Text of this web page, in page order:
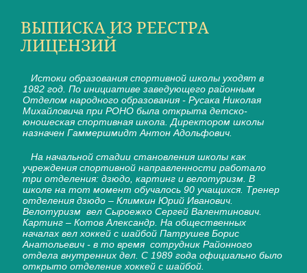
ВЫПИСКА ИЗ РЕЕСТРА
ЛИЦЕНЗИЙ
Истоки образования спортивной школы уходят в
1982 год. По инициативе заведующего районным
Отделом народного образования - Русака Николая
Михайловича при РОНО была открыта детско-
юношеская спортивная школа. Директором школы
назначен Гаммершмидт Антон Адольфович.
На начальной стадии становления школы как
учреждения спортивной направленности работало
три отделения: дзюдо, картинг и велотуризм. В
школе на тот момент обучалось 90 учащихся. Тренер
отделения дзюдо – Климкин Юрий Иванович.
Велотуризм вел Сыроежко Сергей Валентинович.
Картинг – Котов Александр. На общественных
началах вел хоккей с шайбой Патрушев Борис
Анатольевич - в то время сотрудник Районного
отдела внутренних дел. С 1989 года официально было
открыто отделение хоккей с шайбой.